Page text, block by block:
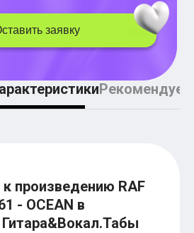
песни)
заявку
Рекомендуем
произведению RAF
- OCEAN в